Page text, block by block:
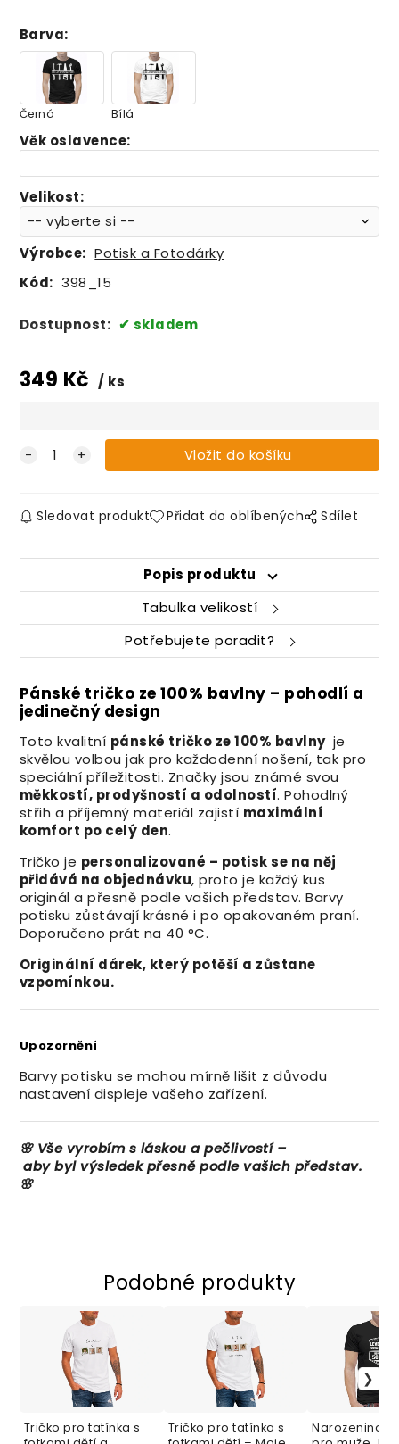
Barva:
Černá Bílá
Věk oslavence:
Velikost:
Výrobce: Potisk a Fotodárky
Kód: 398_15
Dostupnost: skladem
349 Kč ks
Sledovat produkt Přidat do oblíbených Sdílet
Popis produktu
Tabulka velikostí
Potřebujete poradit?
Pánské tričko ze 100% bavlny – pohodlí a
jedinečný design
Toto kvalitní pánské tričko ze 100% bavlny je
skvělou volbou jak pro každodenní nošení, tak pro
speciální příležitosti. Značky jsou známé svou
měkkostí, prodyšností a odolností. Pohodlný
střih a příjemný materiál zajistí maximální
komfort po celý den.
Tričko je personalizované – potisk se na něj
přidává na objednávku, proto je každý kus
originál a přesně podle vašich představ. Barvy
potisku zůstávají krásné i po opakovaném praní.
Doporučeno prát na 40 °C.
Originální dárek, který potěší a zůstane
vzpomínkou.
Upozornění
Barvy potisku se mohou mírně lišit z důvodu
nastavení displeje vašeho zařízení.
🌸 Vševyrobíms láskouapečlivostí –
abybylvýsledekpřesněpodlevašich představ.
🌸
Podobné produkty
Tričko pro tatínka s
Tričko pro tatínka s